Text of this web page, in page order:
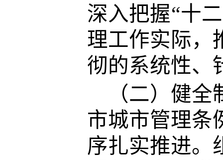
深入把握“十
理工作实际，
彻的系统性、
（二）健
市城市管理条
序扎实推进。